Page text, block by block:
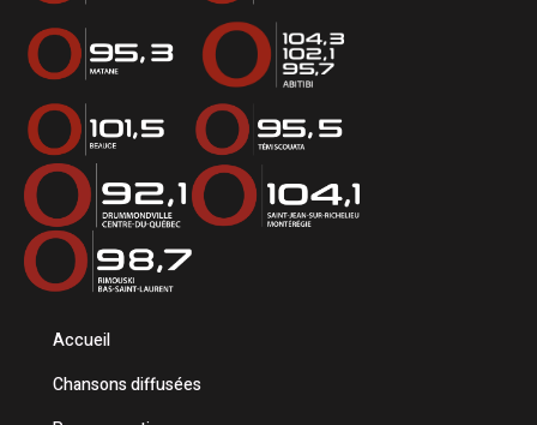
Accueil
Chansons diffusées